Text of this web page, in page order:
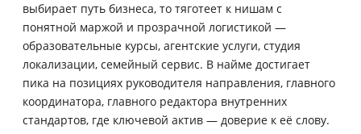
выбирает путь бизнеса, то тяготеет к нишам с
понятной маржой и прозрачной логистикой —
образовательные курсы, агентские услуги, студия
локализации, семейный сервис. В найме достигает
пика на позициях руководителя направления, главного
координатора, главного редактора внутренних
стандартов, где ключевой актив — доверие к её слову.